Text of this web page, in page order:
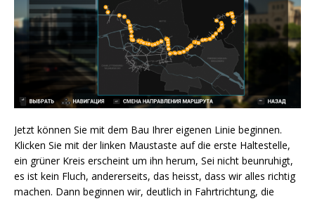
Jetzt können Sie mit dem Bau Ihrer eigenen Linie beginnen.
Klicken Sie mit der linken Maustaste auf die erste Haltestelle,
ein grüner Kreis erscheint um ihn herum, Sei nicht beunruhigt,
es ist kein Fluch, andererseits, das heisst, dass wir alles richtig
machen. Dann beginnen wir, deutlich in Fahrtrichtung, die